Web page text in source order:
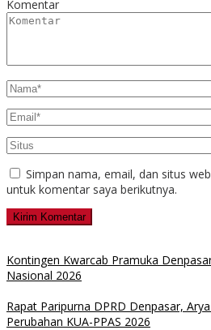
Komentar
Simpan nama, email, dan situs
untuk komentar saya berikutnya.
Kontingen Kwarcab Pramuka
Nasional 2026
Rapat Paripurna DPRD Denpasar,
Perubahan KUA-PPAS 2026